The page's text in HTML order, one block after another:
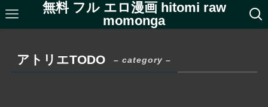
無料 フル エロ漫画 hitomi raw
momonga
アトリエTODO – category –